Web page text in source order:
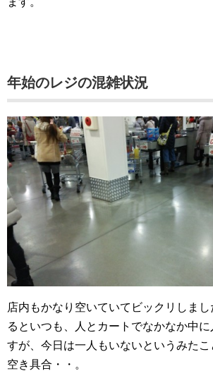
年始のレジの混雑状況
店内もかなり空いていてビックリしま
るといつも、人とカートでなかなか中
すが、今日は一人もいないというみた
空き具合・・。